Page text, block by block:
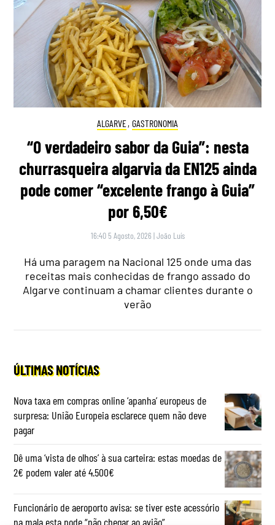
ALGARVE, GASTRONOMIA
“O verdadeiro sabor da Guia”: nesta
churrasqueira algarvia da EN125 ainda
pode comer “excelente frango à Guia”
por 6,50€
16:40 5 Agosto, 2026 |João Luís
Há uma paragem na Nacional 125 onde uma das
receitas mais conhecidas de frango assado do
Algarve continuam a chamar clientes durante o
verão
ÚLTIMAS NOTÍCIAS
Nova taxa em compras online ‘apanha’ europeus de
surpresa: União Europeia esclarece quem não deve
pagar
Dê uma ‘vista de olhos’ à sua carteira: estas moedas de
2€ podem valer até 4.500€
Funcionário de aeroporto avisa: se tiver este acessório
na mala esta pode “não chegar ao avião”